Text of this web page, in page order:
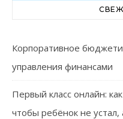
Корпоративное
управления финансами
Первый класс онлайн:
чтобы ребёнок не устал,